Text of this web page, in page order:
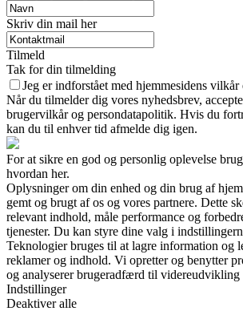
Skriv din mail her
Tilmeld
Tak for din tilmelding
Jeg er indforstået med hjemmesidens vilkår
Når du tilmelder dig vores nyhedsbrev,
brugervilkår og persondatapolitik. Hvis du
kan du til enhver tid afmelde dig igen.
For at sikre en god og personlig oplevelse
hvordan her.
Oplysninger om din enhed og din brug af
gemt og brugt af os og vores partnere. Dette
relevant indhold, måle performance og
tjenester. Du kan styre dine valg i
Teknologier bruges til at lagre information og
reklamer og indhold. Vi opretter og benytter
og analyserer brugeradfærd til
Indstillinger
Deaktiver alle